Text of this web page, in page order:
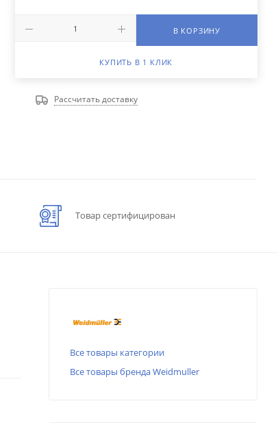
В КОРЗИНУ
КУПИТЬ В 1 КЛИК
Рассчитать доставку
Товар сертифицирован
Все товары категории
Все товары бренда Weidmuller